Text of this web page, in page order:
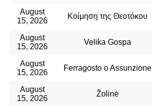
August
15, 2026
Κοίμηση της Θεοτόκου
August
15, 2026
Velika Gospa
August
15, 2026
Ferragosto o Assunzione
August
15, 2026
Žolinė